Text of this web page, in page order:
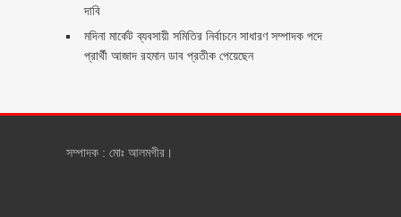
দাবি
মদিনা মার্কেট ব্যবসায়ী সমিতির নির্বাচনে সাধারণ সম্পাদক পদে
প্রার্থী আজাদ রহমান ডাব প্রতীক পেয়েছেন ‎
সম্পাদক : মোঃ আলমগীর।